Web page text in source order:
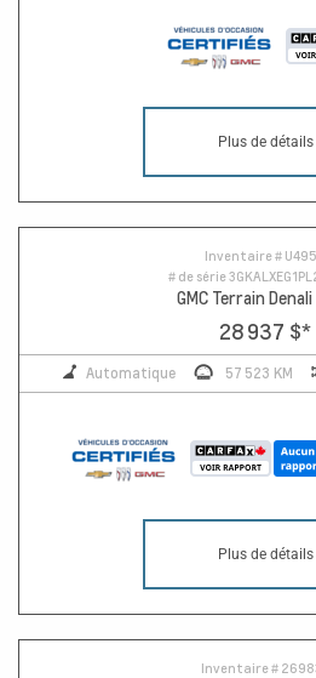
Plus de détails
Inventaire #
# de série
GMC Terrain
28 937 $*
Automatique 57 523 KM
Plus de détails
Inventaire #